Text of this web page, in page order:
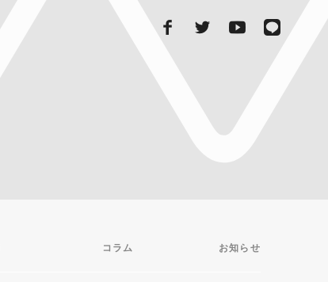
コラム お知らせ